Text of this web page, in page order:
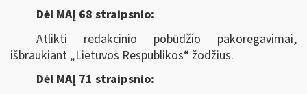
Dėl MAĮ 68 straipsnio:
Atlikti redakcinio pobūdžio pakoregavimai,
išbraukiant „Lietuvos Respublikos“ žodžius.
Dėl MAĮ 71 straipsnio: